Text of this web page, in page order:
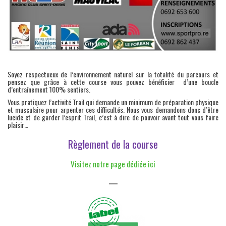
Soyez respectueux de l’environnement naturel sur la totalité du parcours et
pensez que grâce à cette course vous pouvez bénéficier d’une boucle
d’entraînement 100% sentiers.
Vous pratiquez l’activité Trail qui demande un minimum de préparation physique
et musculaire pour arpenter ces difficultés. Nous vous demandons donc d’être
lucide et de garder l’esprit Trail, c’est à dire de pouvoir avant tout vous faire
plaisir…
Règlement de la course
Visitez notre page dédiée ici
—